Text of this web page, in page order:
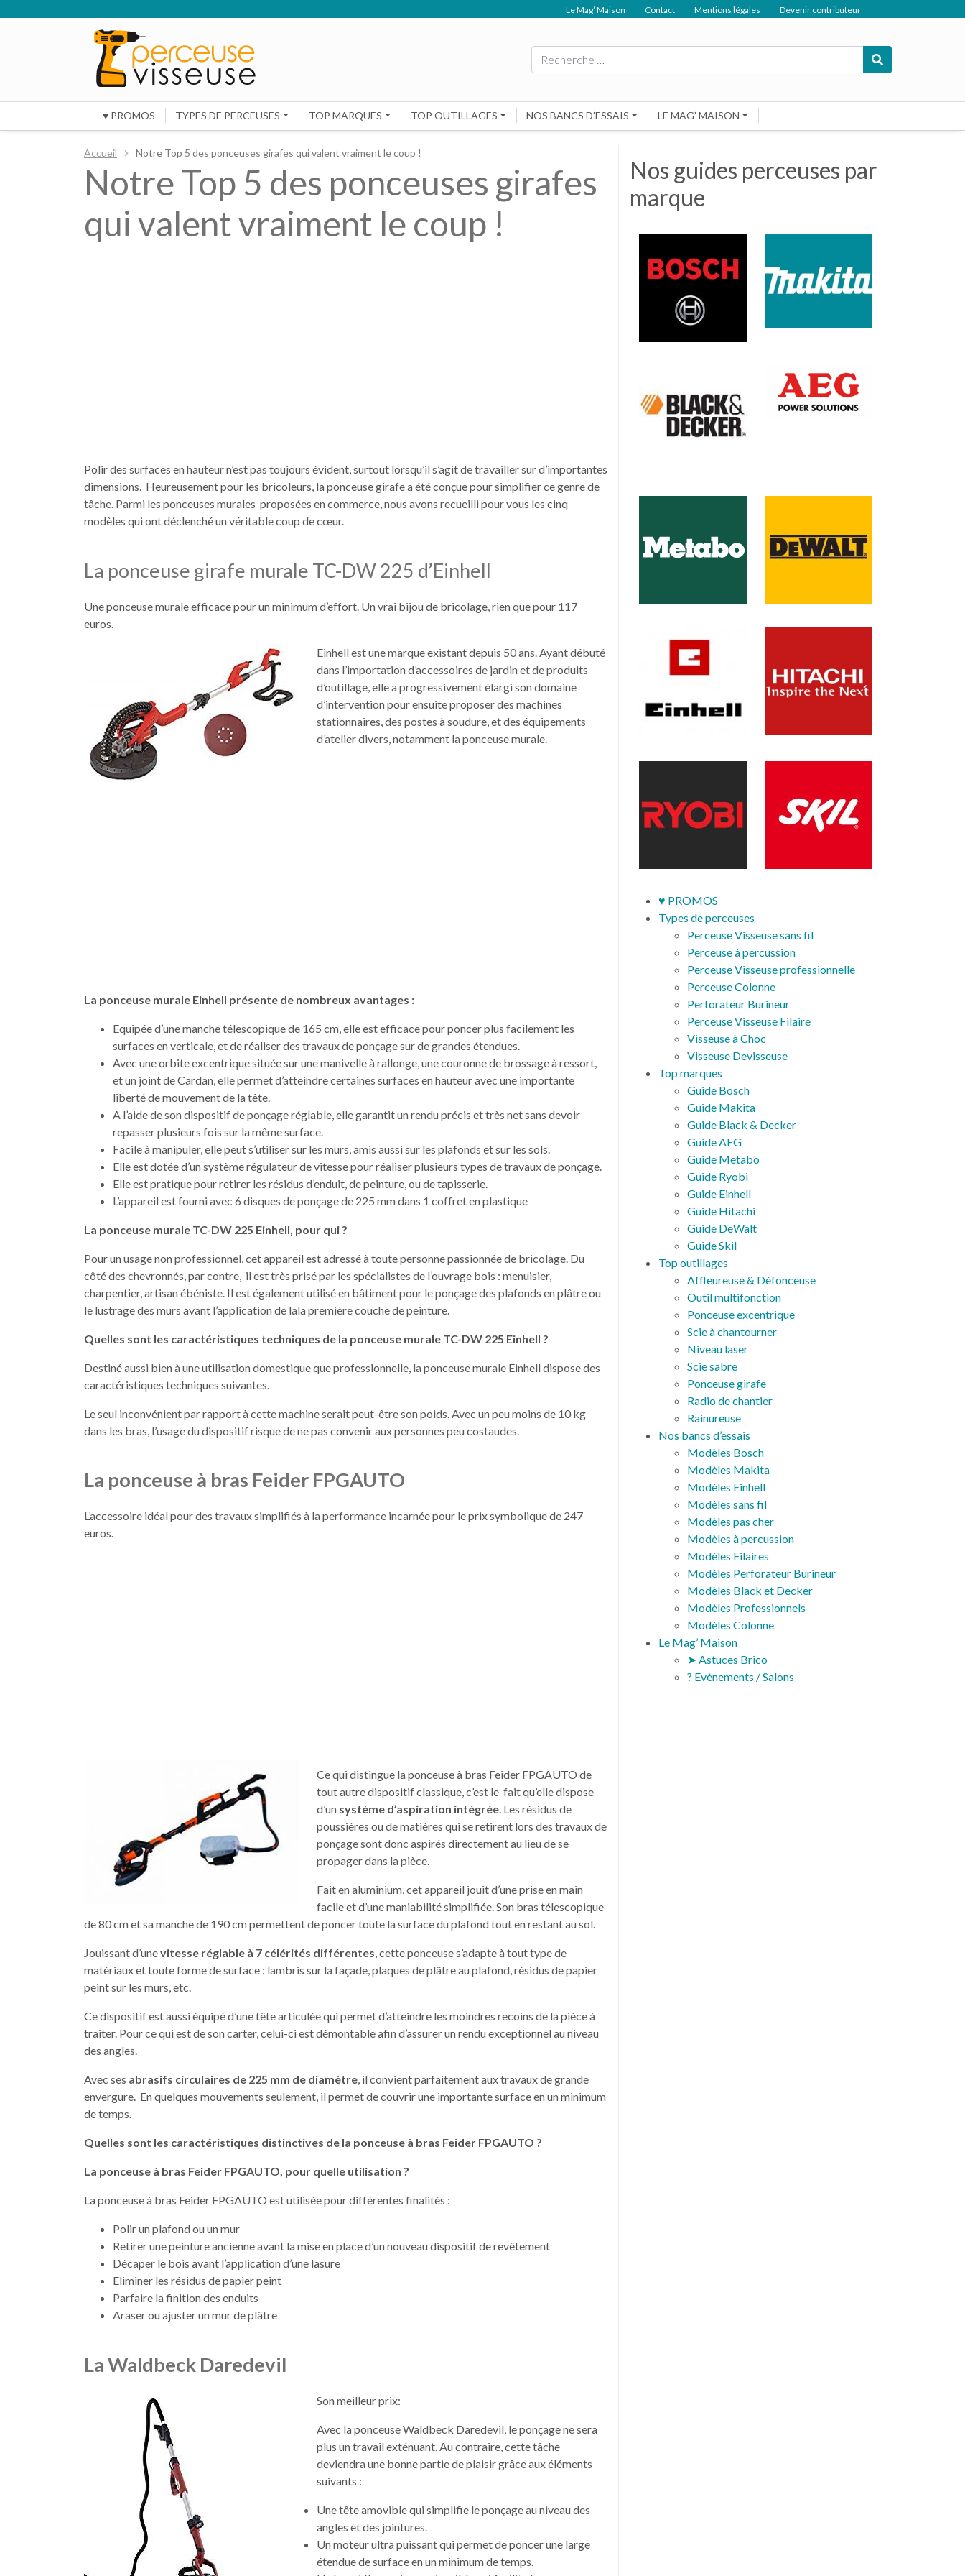
Le Mag’ Maison Contact Mentions légales Devenir contributeur
Rechercher
♥ PROMOS TYPES DE PERCEUSES TOP MARQUES TOP OUTILLAGES NOS BANCS D’ESSAIS LE MAG’ MAISON
Accueil Notre Top 5 des ponceuses girafes qui valent vraiment le coup !
Notre Top 5 des ponceuses girafes
qui valent vraiment le coup !
Polir des surfaces en hauteur n’est pas toujours évident, surtout lorsqu’il s’agit de travailler sur d’importantes
dimensions. Heureusement pour les bricoleurs, la ponceuse girafe a été conçue pour simplifier ce genre de
tâche. Parmi les ponceuses murales proposées en commerce, nous avons recueilli pour vous les cinq
modèles qui ont déclenché un véritable coup de cœur.
La ponceuse girafe murale TC-DW 225 d’Einhell
Une ponceuse murale efficace pour un minimum d’effort. Un vrai bijou de bricolage, rien que pour 117
euros.
Einhell est une marque existant depuis 50 ans. Ayant débuté
dans l’importation d’accessoires de jardin et de produits
d’outillage, elle a progressivement élargi son domaine
d’intervention pour ensuite proposer des machines
stationnaires, des postes à soudure, et des équipements
d’atelier divers, notamment la ponceuse murale.
La ponceuse murale Einhell présente de nombreux avantages :
Equipée d’une manche télescopique de 165 cm, elle est efficace pour poncer plus facilement les
surfaces en verticale, et de réaliser des travaux de ponçage sur de grandes étendues.
Avec une orbite excentrique située sur une manivelle à rallonge, une couronne de brossage à ressort,
et un joint de Cardan, elle permet d’atteindre certaines surfaces en hauteur avec une importante
liberté de mouvement de la tête.
A l’aide de son dispositif de ponçage réglable, elle garantit un rendu précis et très net sans devoir
repasser plusieurs fois sur la même surface.
Facile à manipuler, elle peut s’utiliser sur les murs, amis aussi sur les plafonds et sur les sols.
Elle est dotée d’un système régulateur de vitesse pour réaliser plusieurs types de travaux de ponçage.
Elle est pratique pour retirer les résidus d’enduit, de peinture, ou de tapisserie.
L’appareil est fourni avec 6 disques de ponçage de 225 mm dans 1 coffret en plastique
La ponceuse murale TC-DW 225 Einhell, pour qui ?
Pour un usage non professionnel, cet appareil est adressé à toute personne passionnée de bricolage. Du
côté des chevronnés, par contre, il est très prisé par les spécialistes de l’ouvrage bois : menuisier,
charpentier, artisan ébéniste. Il est également utilisé en bâtiment pour le ponçage des plafonds en plâtre ou
le lustrage des murs avant l’application de lala première couche de peinture.
Quelles sont les caractéristiques techniques de la ponceuse murale TC-DW 225 Einhell ?
Destiné aussi bien à une utilisation domestique que professionnelle, la ponceuse murale Einhell dispose des
caractéristiques techniques suivantes.
Le seul inconvénient par rapport à cette machine serait peut-être son poids. Avec un peu moins de 10 kg
dans les bras, l’usage du dispositif risque de ne pas convenir aux personnes peu costaudes.
La ponceuse à bras Feider FPGAUTO
L’accessoire idéal pour des travaux simplifiés à la performance incarnée pour le prix symbolique de 247
euros.
Ce qui distingue la ponceuse à bras Feider FPGAUTO de
tout autre dispositif classique, c’est le fait qu’elle dispose
d’un système d’aspiration intégrée. Les résidus de
poussières ou de matières qui se retirent lors des travaux de
ponçage sont donc aspirés directement au lieu de se
propager dans la pièce.
Fait en aluminium, cet appareil jouit d’une prise en main
facile et d’une maniabilité simplifiée. Son bras télescopique
de 80 cm et sa manche de 190 cm permettent de poncer toute la surface du plafond tout en restant au sol.
Jouissant d’unevitesse réglable à 7 célérités différentes, cette ponceuse s’adapte à tout type de
matériaux et toute forme de surface : lambris sur la façade, plaques de plâtre au plafond, résidus de papier
peint sur les murs, etc.
Ce dispositif est aussi équipé d’une tête articulée qui permet d’atteindre les moindres recoins de la pièce à
traiter. Pour ce qui est de son carter, celui-ci est démontable afin d’assurer un rendu exceptionnel au niveau
des angles.
Avec ses abrasifs circulaires de 225 mm de diamètre, il convient parfaitement aux travaux de grande
envergure. En quelques mouvements seulement, il permet de couvrir une importante surface en un minimum
de temps.
Quelles sont les caractéristiques distinctives de la ponceuse à bras Feider FPGAUTO ?
La ponceuse à bras Feider FPGAUTO, pour quelle utilisation ?
La ponceuse à bras Feider FPGAUTO est utilisée pour différentes finalités :
Polir un plafond ou un mur
Retirer une peinture ancienne avant la mise en place d’un nouveau dispositif de revêtement
Décaper le bois avant l’application d’une lasure
Eliminer les résidus de papier peint
Parfaire la finition des enduits
Araser ou ajuster un mur de plâtre
La Waldbeck Daredevil
Son meilleur prix:
Avec la ponceuse Waldbeck Daredevil, le ponçage ne sera
plus un travail exténuant. Au contraire, cette tâche
deviendra une bonne partie de plaisir grâce aux éléments
suivants :
Une tête amovible qui simplifie le ponçage au niveau des
angles et des jointures.
Un moteur ultra puissant qui permet de poncer une large
étendue de surface en un minimum de temps.
Nos guides perceuses par
marque
♥ PROMOS
Types de perceuses
Perceuse Visseuse sans fil
Perceuse à percussion
Perceuse Visseuse professionnelle
Perceuse Colonne
Perforateur Burineur
Perceuse Visseuse Filaire
Visseuse à Choc
Visseuse Devisseuse
Top marques
Guide Bosch
Guide Makita
Guide Black & Decker
Guide AEG
Guide Metabo
Guide Ryobi
Guide Einhell
Guide Hitachi
Guide DeWalt
Guide Skil
Top outillages
Affleureuse & Défonceuse
Outil multifonction
Ponceuse excentrique
Scie à chantourner
Niveau laser
Scie sabre
Ponceuse girafe
Radio de chantier
Rainureuse
Nos bancs d’essais
Modèles Bosch
Modèles Makita
Modèles Einhell
Modèles sans fil
Modèles pas cher
Modèles à percussion
Modèles Filaires
Modèles Perforateur Burineur
Modèles Black et Decker
Modèles Professionnels
Modèles Colonne
Le Mag’ Maison
➤ Astuces Brico
? Evènements / Salons